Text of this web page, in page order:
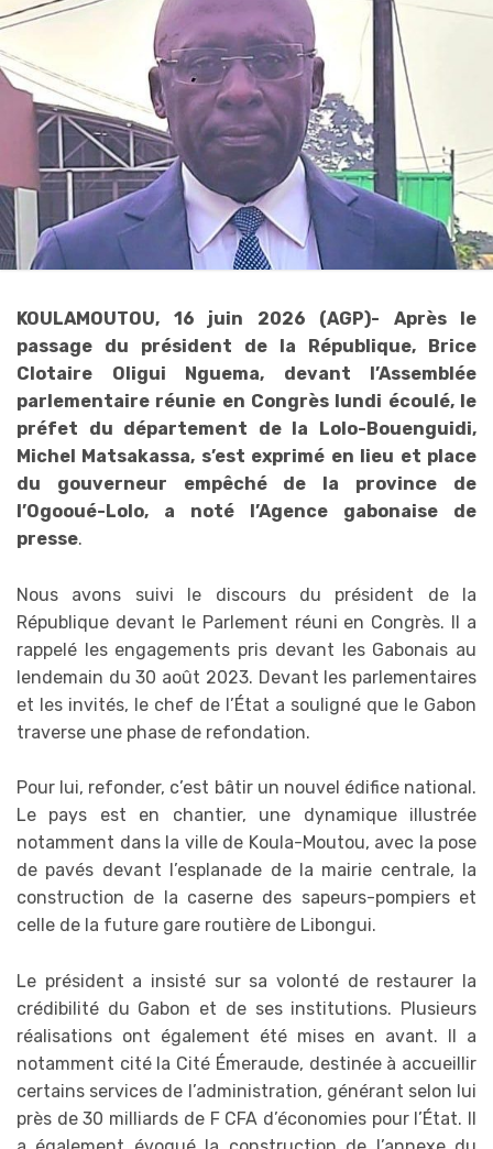
KOULAMOUTOU, 16 juin 2026 (AGP)- Après le
passage du président de la République, Brice
Clotaire Oligui Nguema, devant l’Assemblée
parlementaire réunie en Congrès lundi écoulé, le
préfet du département de la Lolo-Bouenguidi,
Michel Matsakassa, s’est exprimé en lieu et place
du gouverneur empêché de la province de
l’Ogooué-Lolo, a noté l’Agence gabonaise de
presse.
Nous avons suivi le discours du président de la
République devant le Parlement réuni en Congrès. Il a
rappelé les engagements pris devant les Gabonais au
lendemain du 30 août 2023. Devant les parlementaires
et les invités, le chef de l’État a souligné que le Gabon
traverse une phase de refondation.
Pour lui, refonder, c’est bâtir un nouvel édifice national.
Le pays est en chantier, une dynamique illustrée
notamment dans la ville de Koula-Moutou, avec la pose
de pavés devant l’esplanade de la mairie centrale, la
construction de la caserne des sapeurs-pompiers et
celle de la future gare routière de Libongui.
Le président a insisté sur sa volonté de restaurer la
crédibilité du Gabon et de ses institutions. Plusieurs
réalisations ont également été mises en avant. Il a
notamment cité la Cité Émeraude, destinée à accueillir
certains services de l’administration, générant selon lui
près de 30 milliards de F CFA d’économies pour l’État. Il